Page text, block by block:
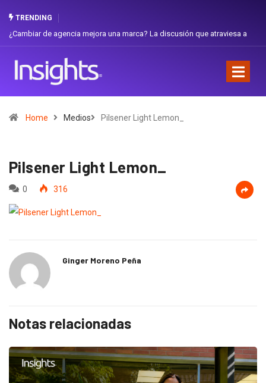
TRENDING
de agencia mejora una marca? La discusión que atraviesa a
Home Medios Pilsener Light Lemon_
Pilsener Light Lemon_
0 316
Ginger Moreno Peña
Notas relacionadas